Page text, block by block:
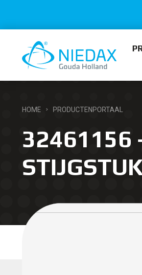
HOME PRODUCTENPORTAAL
32461156